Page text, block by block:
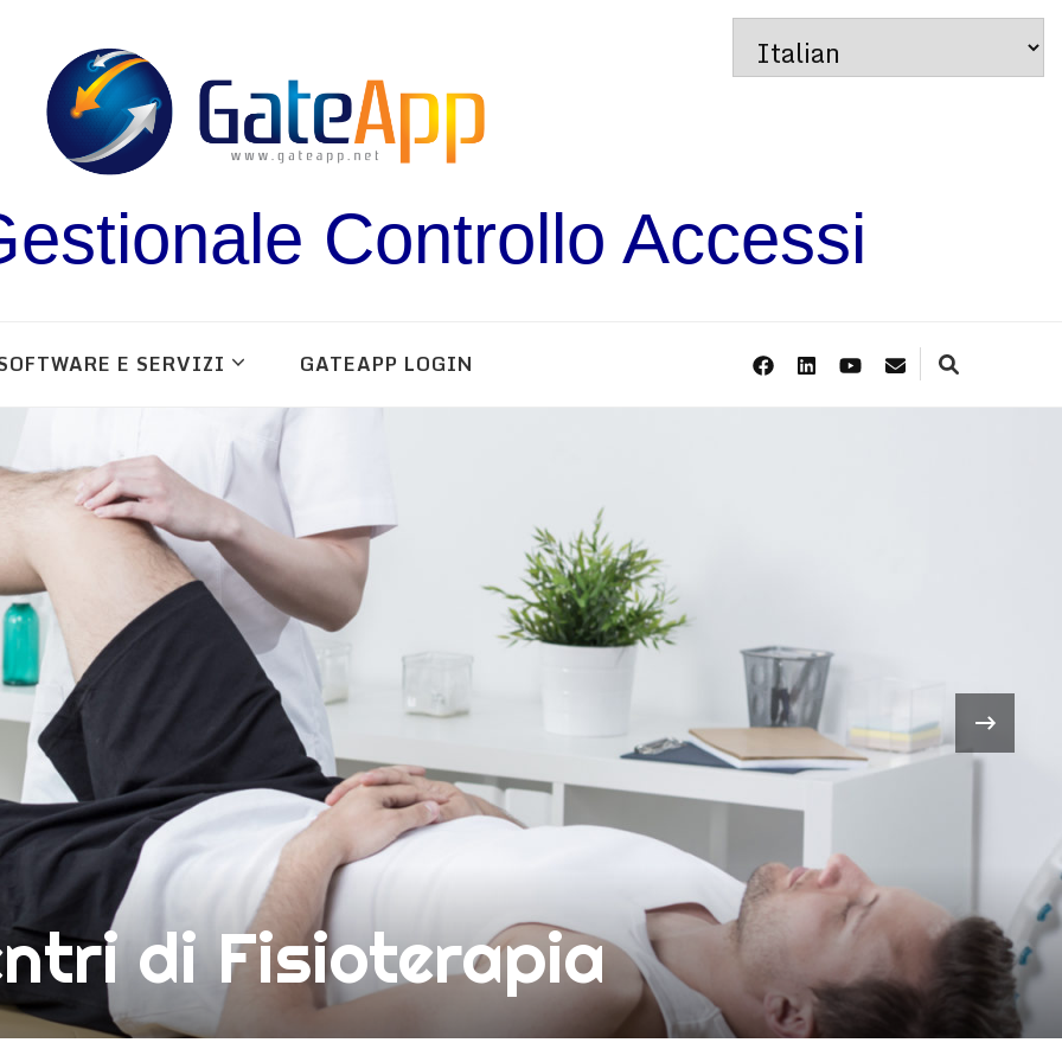
Controllo Accessi
E SERVIZI GATEAPP LOGIN
di Fisioterapia